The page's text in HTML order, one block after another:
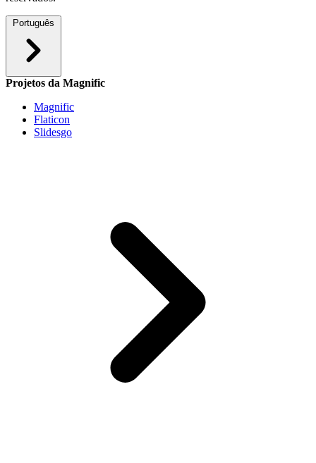
Português
Projetos da Magnific
Magnific
Flaticon
Slidesgo